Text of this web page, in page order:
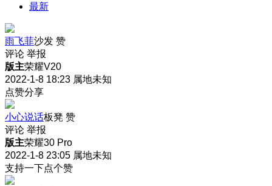
最新
雨飞菲沙发 赞
评论 举报
版主荣耀V20
2022-1-8 18:23 属地未知
点赞分享
小心说话板凳 赞
评论 举报
版主荣耀30 Pro
2022-1-8 23:05 属地未知
支持一下点个赞